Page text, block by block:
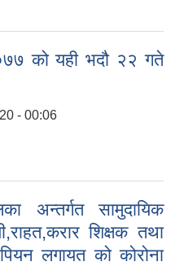
को यही भदौ २२ गते
- 00:06
अन्तर्गत सामुदायिक
शिक्षक तथा
लगायत को कोरोना